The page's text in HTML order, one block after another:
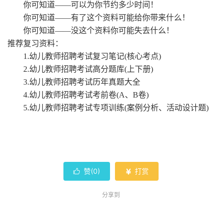
你可知道——可以为你节约多少时间！
你可知道——有了这个资料可能给你带来什么！
你可知道——没这个资料你可能失去什么！
推荐复习资料：
1.幼儿教师招聘考试复习笔记(核心考点)
2.幼儿教师招聘考试高分题库(上下册)
3.幼儿教师招聘考试历年真题大全
4.幼儿教师招聘考试考前卷(A、B卷)
5.幼儿教师招聘考试专项训练(案例分析、活动设计题)
 赞(0)  打赏
分享到